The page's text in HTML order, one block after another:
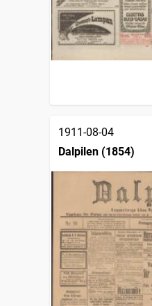
1911-08-04
Dalpilen (1854)